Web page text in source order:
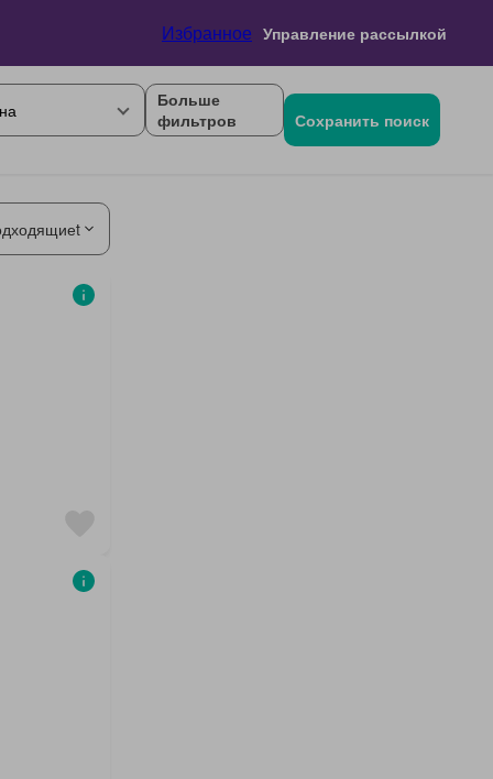
Избранное Управление рассылкой
Больше
фильтров
Сохранить поиск